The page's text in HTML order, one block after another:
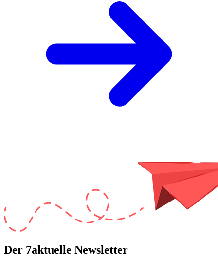
Der 7aktuelle Newsletter